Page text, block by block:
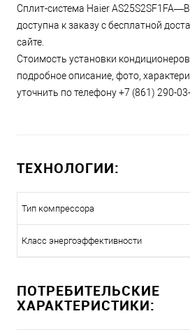
Сплит-система Haier
доступна к заказу с бесплатной
сайте.
Стоимость установки
подробное описание, фото,
уточнить по телефону +7 (861) 290-
ТЕХНОЛОГИИ:
Тип компрессора
Класс энергоэффективности
ПОТРЕБИТЕЛЬСКИЕ
ХАРАКТЕРИСТИКИ: